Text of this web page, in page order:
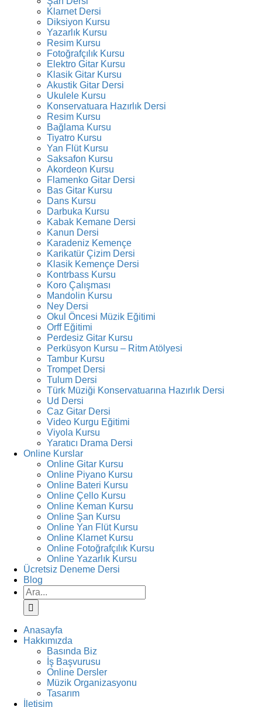
Klarnet Dersi
Diksiyon Kursu
Yazarlık Kursu
Resim Kursu
Fotoğrafçılık Kursu
Elektro Gitar Kursu
Klasik Gitar Kursu
Akustik Gitar Dersi
Ukulele Kursu
Konservatuara Hazırlık Dersi
Resim Kursu
Bağlama Kursu
Tiyatro Kursu
Yan Flüt Kursu
Saksafon Kursu
Akordeon Kursu
Flamenko Gitar Dersi
Bas Gitar Kursu
Dans Kursu
Darbuka Kursu
Kabak Kemane Dersi
Kanun Dersi
Karadeniz Kemençe
Karikatür Çizim Dersi
Klasik Kemençe Dersi
Kontrbass Kursu
Koro Çalışması
Mandolin Kursu
Ney Dersi
Okul Öncesi Müzik Eğitimi
Orff Eğitimi
Perdesiz Gitar Kursu
Perküsyon Kursu – Ritm Atölyesi
Tambur Kursu
Trompet Dersi
Tulum Dersi
Türk Müziği Konservatuarına Hazırlık Dersi
Ud Dersi
Caz Gitar Dersi
Video Kurgu Eğitimi
Viyola Kursu
Yaratıcı Drama Dersi
Online Kurslar
Online Gitar Kursu
Online Piyano Kursu
Online Bateri Kursu
Online Çello Kursu
Online Keman Kursu
Online Şan Kursu
Online Yan Flüt Kursu
Online Klarnet Kursu
Online Fotoğrafçılık Kursu
Online Yazarlık Kursu
Ücretsiz Deneme Dersi
Blog
Ara:
Anasayfa
Hakkımızda
Basında Biz
İş Başvurusu
Online Dersler
Müzik Organizasyonu
Tasarım
İletişim